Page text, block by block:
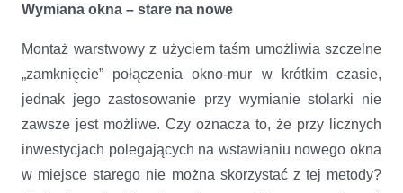
Wymiana okna – stare na nowe
Montaż warstwowy z użyciem taśm umożliwia szczelne
„zamknięcie” połączenia okno-mur w krótkim czasie,
jednak jego zastosowanie przy wymianie stolarki nie
zawsze jest możliwe. Czy oznacza to, że przy licznych
inwestycjach polegających na wstawianiu nowego okna
w miejsce starego nie można skorzystać z tej metody?